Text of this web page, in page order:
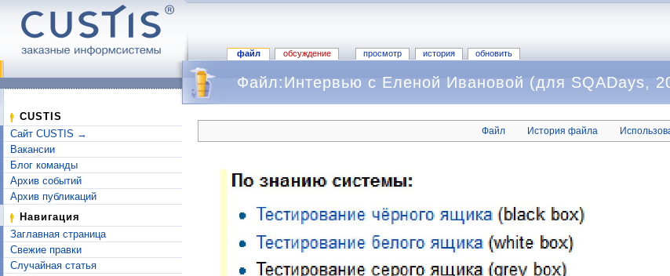
файл обсуждение просмотр история обновить
CUSTIS
Сайт CUSTIS →
Вакансии
Блог команды
Архив событий
Архив публикаций
Навигация
Заглавная страница
Свежие правки
Случайная статья
Файл:Интервью с Еленой Ивановой (для SQADays,
Файл История файла